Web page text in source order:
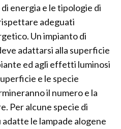
energia e le tipologie di
adeguati
Un impianto di
adattarsi alla superficie
ed agli effetti luminosi
e le specie
il numero e la
Per alcune specie di
le lampade alogene